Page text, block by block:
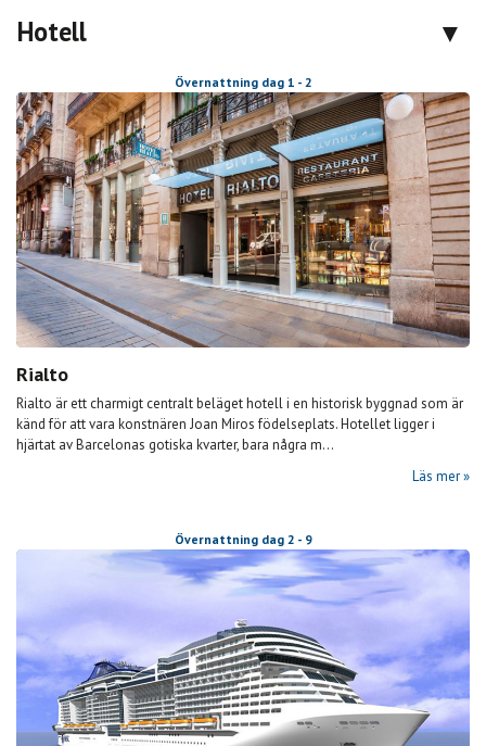
Hotell
Övernattning dag 1 - 2
Rialto
Rialto är ett charmigt centralt beläget hotell i en historisk byggnad som är
känd för att vara konstnären Joan Miros födelseplats. Hotellet ligger i
hjärtat av Barcelonas gotiska kvarter, bara några m...
Läs mer
Övernattning dag 2 - 9